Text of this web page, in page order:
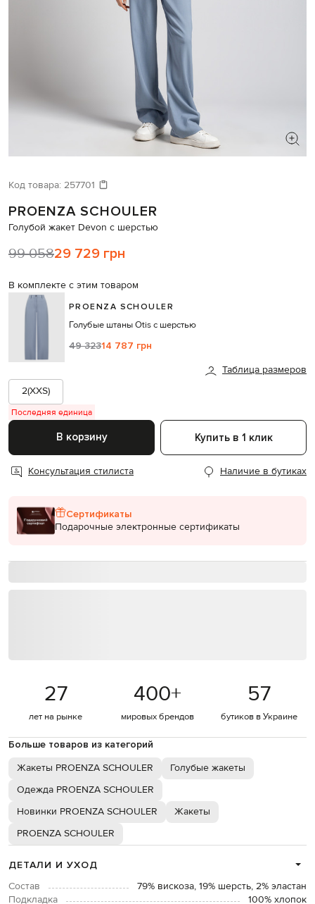
Давайте подберем что-то еще
Похожие товары
Код товара: 257701
PROENZA SCHOULER
Голубой жакет Devon с шерстью
99 05829 729 грн
В комплекте с этим товаром
PROENZA SCHOULER
Голубые штаны Otis с шерстью
49 32314 787 грн
Таблица размеров
2(XXS)
Последняя единица
В корзину Купить в 1 клик
Консультация стилиста Наличие в бутиках
Сертификаты
Подарочные электронные сертификаты
27
лет на рынке
400+
мировых брендов
57
бутиков в Украине
Больше товаров из категорий
Жакеты PROENZA SCHOULER
Голубые жакеты
Одежда PROENZA SCHOULER
Новинки PROENZA SCHOULER
Жакеты
PROENZA SCHOULER
ДЕТАЛИ И УХОД
Состав
79% вискоза, 19% шерсть, 2% эластан
Подкладка
100% хлопок